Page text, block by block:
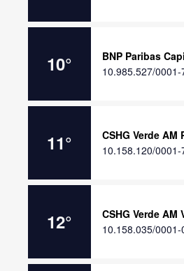
10°
BNP Paribas
10.985.527/0001-
11°
CSHG Verde AM
10.158.120/0001-
12°
CSHG Verde AM
10.158.035/0001-